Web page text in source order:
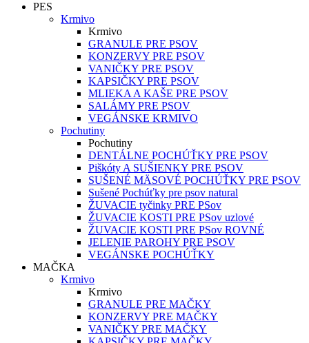
PES
Krmivo
Krmivo
GRANULE PRE PSOV
KONZERVY PRE PSOV
VANIČKY PRE PSOV
KAPSIČKY PRE PSOV
MLIEKA A KAŠE PRE PSOV
SALÁMY PRE PSOV
VEGÁNSKE KRMIVO
Pochutiny
Pochutiny
DENTÁLNE POCHÚŤKY PRE PSOV
Piškóty A SUŠIENKY PRE PSOV
SUŠENÉ MÄSOVÉ POCHÚŤKY PRE PSOV
Sušené Pochúťky pre psov natural
ŽUVACIE tyčinky PRE PSov
ŽUVACIE KOSTI PRE PSov uzlové
ŽUVACIE KOSTI PRE PSov ROVNÉ
JELENIE PAROHY PRE PSOV
VEGÁNSKE POCHÚŤKY
MAČKA
Krmivo
Krmivo
GRANULE PRE MAČKY
KONZERVY PRE MAČKY
VANIČKY PRE MAČKY